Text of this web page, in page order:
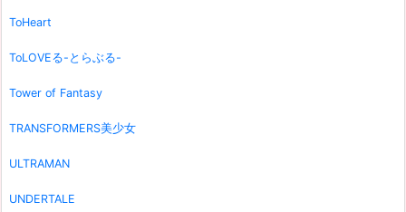
ToHeart
ToLOVEる-とらぶる-
Tower of Fantasy
TRANSFORMERS美少女
ULTRAMAN
UNDERTALE